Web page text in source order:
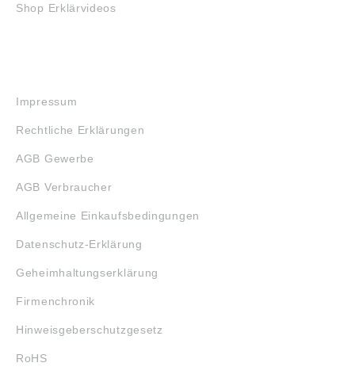
Shop Erklärvideos
Impressum
Rechtliche Erklärungen
AGB Gewerbe
AGB Verbraucher
Allgemeine Einkaufsbedingungen
Datenschutz-Erklärung
Geheimhaltungserklärung
Firmenchronik
Hinweisgeberschutzgesetz
RoHS